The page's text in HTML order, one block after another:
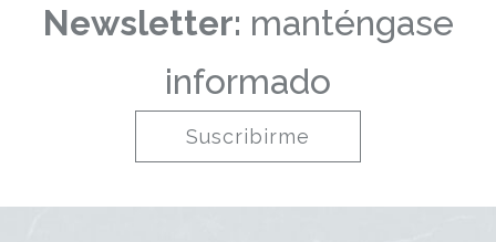
Newsletter: manténgase
informado
Suscribirme